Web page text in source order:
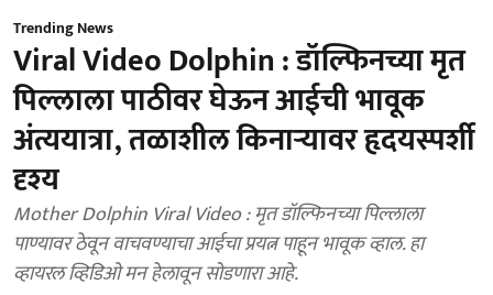
Trending News
Viral Video Dolphin : डॉल्फिनच्या मृत
पिल्लाला पाठीवर घेऊन आईची भावूक
अंत्ययात्रा, तळाशील किनाऱ्यावर हृदयस्पर्शी
दृश्य
Mother Dolphin Viral Video : मृत डॉल्फिनच्या पिल्लाला
पाण्यावर ठेवून वाचवण्याचा आईचा प्रयत्न पाहून भावूक व्हाल. हा
व्हायरल व्हिडिओ मन हेलावून सोडणारा आहे.